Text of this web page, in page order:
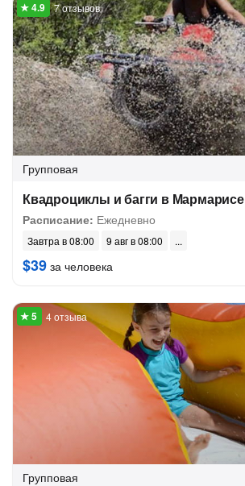
7 отзывов
Групповая
Квадроциклы и багги в Мармарисе
Расписание: Ежедневно
Завтра в 08:00 9 авг в 08:00
$39 за человека
4 отзыва
Групповая